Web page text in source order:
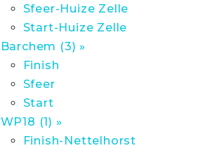
Sfeer-Huize Zelle
Start-Huize Zelle
Barchem (3) »
Finish
Sfeer
Start
WP18 (1) »
Finish-Nettelhorst